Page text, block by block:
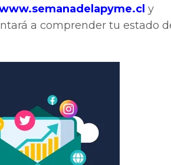
y
a comprender tu estado